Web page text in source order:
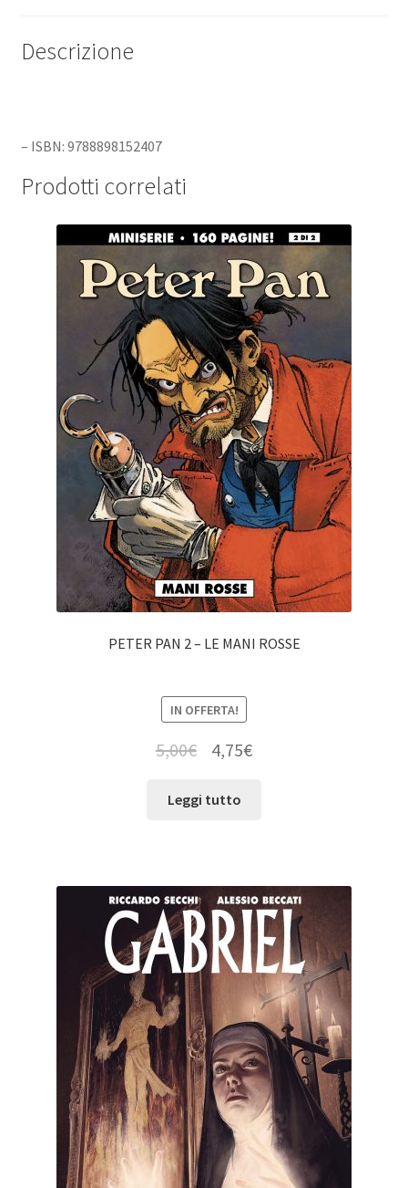
Descrizione
– ISBN: 9788898152407
Prodotti correlati
PETER PAN 2 – LE MANI ROSSE
IN OFFERTA!
5,00€ 4,75€
Leggi tutto